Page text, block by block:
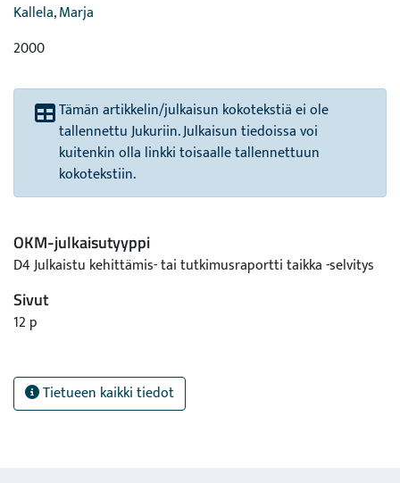
Kallela, Marja
2000
Tämän artikkelin/julkaisun kokotekstiä ei ole
tallennettu Jukuriin. Julkaisun tiedoissa voi
kuitenkin olla linkki toisaalle tallennettuun
kokotekstiin.
OKM-julkaisutyyppi
D4 Julkaistu kehittämis- tai tutkimusraportti taikka -selvitys
Sivut
12 p
Tietueen kaikki tiedot